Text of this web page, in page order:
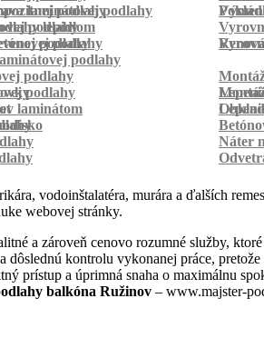
podlahy
laminátovej podlahy
podlahy
lepidlom
podlahy
podlahy
podlahy
podlahy
podlahy
laminátom
Náter
vodoinštalatéra, murára a ďalších
webovej stránky.
a zároveň cenovo rozumné služby,
kontrolu vykonanej práce,
prístup a úprimná snaha o maximálnu
balkóna Ružinov – www.majster-